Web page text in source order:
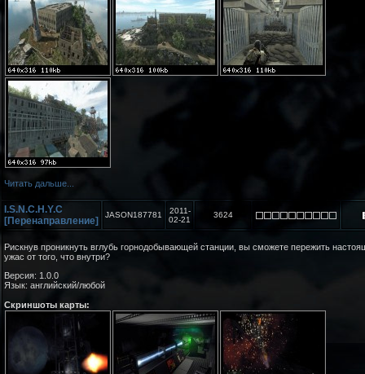
Читать дальше...
I.S.N.C.H.Y.C
[Перенаправление]
JASON187781
2011-
02-21
3624
Рискнув проникнуть вглубь горнодобывающей станции, вы сможете пережить
ужас от того, что внутри?
Версия: 1.0.0
Язык: английский/любой
Скриншоты карты: